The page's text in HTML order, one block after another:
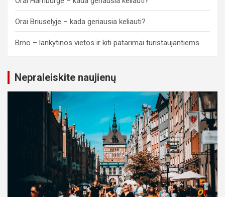
Orai Briuselyje – kada geriausia keliauti?
Brno – lankytinos vietos ir kiti patarimai turistaujantiems
Nepraleiskite naujienų